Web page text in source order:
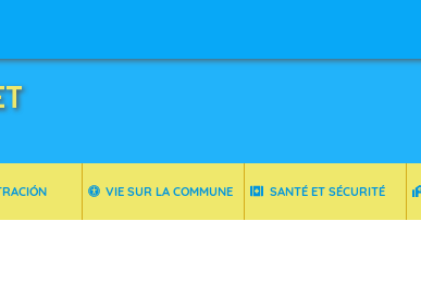
VIE SUR LA COMMUNE SANTÉ ET SÉCURITÉ